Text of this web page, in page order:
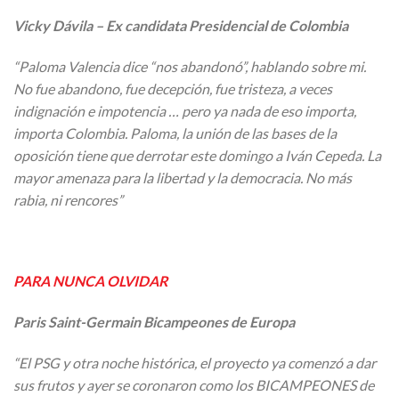
Vicky Dávila – Ex candidata Presidencial de Colombia
“Paloma Valencia dice “nos abandonó”, hablando sobre mi.
No fue abandono, fue decepción, fue tristeza, a veces
indignación e impotencia … pero ya nada de eso importa,
importa Colombia. Paloma, la unión de las bases de la
oposición tiene que derrotar este domingo a Iván Cepeda. La
mayor amenaza para la libertad y la democracia. No más
rabia, ni rencores”
PARA NUNCA OLVIDAR
Paris Saint-Germain Bicampeones de Europa
“El PSG y otra noche histórica, el proyecto ya comenzó a dar
sus frutos y ayer se coronaron como los BICAMPEONES de